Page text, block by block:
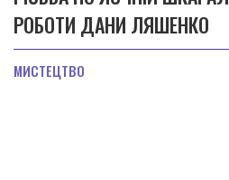
РОБОТИ ДАНИ ЛЯШЕНКО
МИСТЕЦТВО